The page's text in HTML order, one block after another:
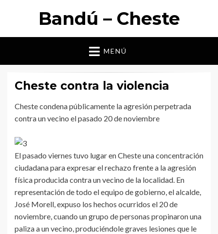
Bandú – Cheste
MENÚ
Cheste contra la violencia
Cheste condena públicamente la agresión perpetrada
contra un vecino el pasado 20 de noviembre
El pasado viernes tuvo lugar en Cheste una concentración
ciudadana para expresar el rechazo frente a la agresión
física producida contra un vecino de la localidad. En
representación de todo el equipo de gobierno, el alcalde,
José Morell, expuso los hechos ocurridos el 20 de
noviembre, cuando un grupo de personas propinaron una
paliza a un vecino, produciéndole graves lesiones que le